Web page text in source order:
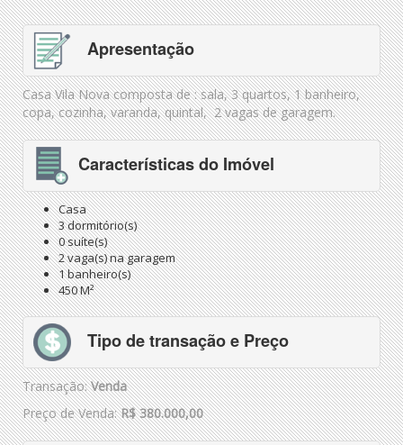
Apresentação
Casa Vila Nova composta de : sala, 3 quartos, 1 banheiro,
copa, cozinha, varanda, quintal, 2 vagas de garagem.
Características do Imóvel
Casa
3 dormitório(s)
0 suíte(s)
2 vaga(s) na garagem
1 banheiro(s)
450 M²
Tipo de transação e Preço
Transação:Venda
Preço de Venda:R$ 380.000,00